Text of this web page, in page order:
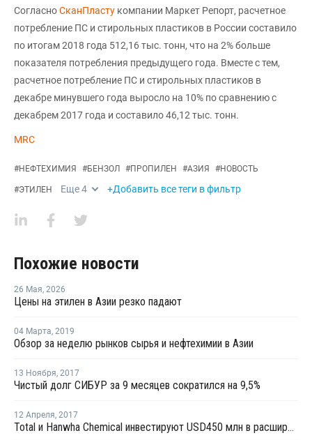
СогласноСканПласту компании Маркет Репорт, расчетное
потребление ПС и стирольных пластиков в России составило
по итогам 2018 года 512,16 тыс. тонн, что на 2% больше
показателя потребления предыдущего года. Вместе с тем,
расчетное потребление ПС и стирольных пластиков в
декабре минувшего года выросло на 10% по сравнению с
декабрем 2017 года и составило 46,12 тыс. тонн.
MRC
#НЕФТЕХИМИЯ #БЕНЗОЛ #ПРОПИЛЕН #АЗИЯ #НОВОСТЬ
#ЭТИЛЕН Еще4 +Добавить все теги в фильтр
Похожие новости
26 Мая, 2026
Цены на этилен в Азии резко падают
04 Марта, 2019
Обзор за неделю рынков сырья и нефтехимии в Азии
13 Ноября, 2017
Чистый долг СИБУР за 9 месяцев сократился на 9,5%
12 Апреля, 2017
Total и Hanwha Chemical инвестируют USD450 млн в расширение производства этилена в Южной Корее